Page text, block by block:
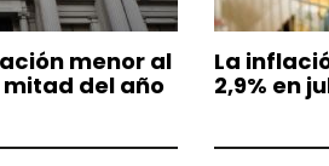
menor al
del año
La
2,9% en